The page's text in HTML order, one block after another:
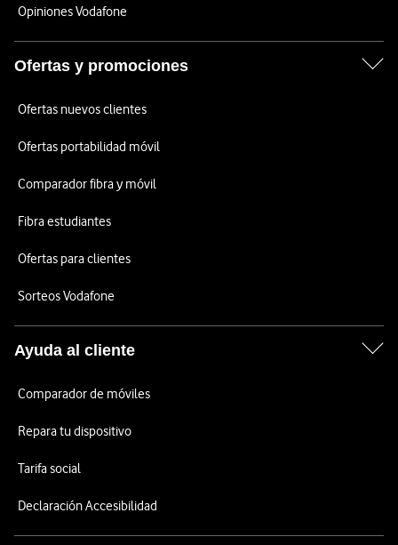
Opiniones Vodafone
Ofertas y promociones
Ofertas nuevos clientes
Ofertas portabilidad móvil
Comparador fibra y móvil
Fibra estudiantes
Ofertas para clientes
Sorteos Vodafone
Ayuda al cliente
Comparador de móviles
Repara tu dispositivo
Tarifa social
Declaración Accesibilidad